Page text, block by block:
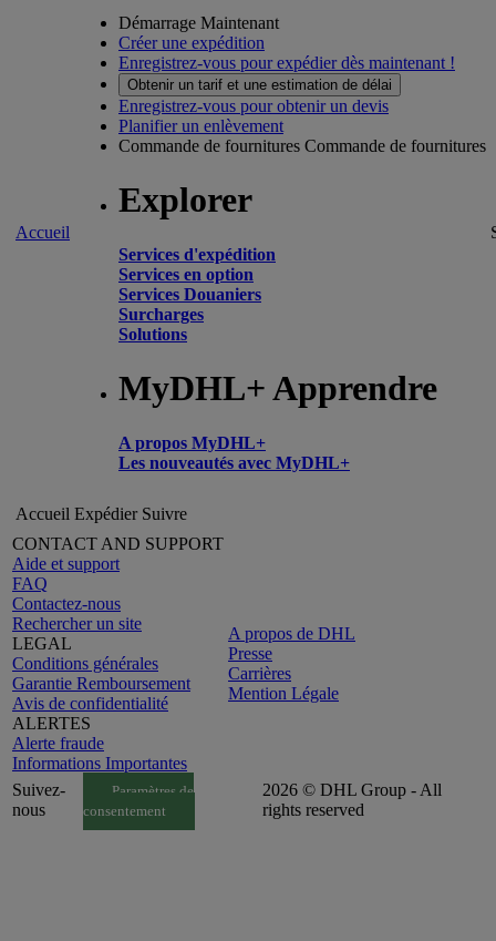
Accueil
Démarrage Maintenant
Créer une expédition
Enregistrez-vous pour expédier dès maintenant !
Obtenir un tarif et une estimation de délai
Enregistrez-vous pour obtenir un devis
Planifier un enlèvement
Commande de fournitures Commande de fournitures
Explorer
Services d'expédition
Services en option
Services Douaniers
Surcharges
Solutions
MyDHL+ Apprendre
A propos MyDHL+
Les nouveautés avec MyDHL+
Accueil Expédier Suivre
CONTACT AND SUPPORT
Aide et support
FAQ
Contactez-nous
Rechercher un site
LEGAL
Conditions générales
Garantie Remboursement
Avis de confidentialité
ALERTES
Alerte fraude
Informations Importantes
A propos de DHL
Presse
Carrières
Mention Légale
Suivez-
nous
Paramètres de
consentement
2026 © DHL Group - All
rights reserved